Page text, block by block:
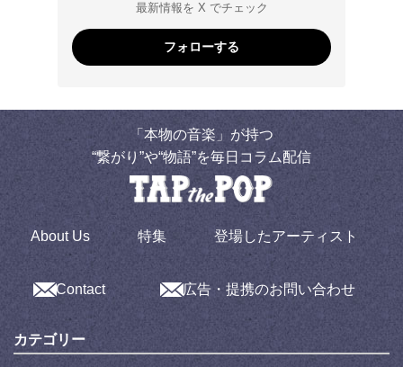
最新情報を X でチェック
フォローする
「本物の音楽」が持つ
“繋がり”や“物語”を毎日コラム配信
About Us 特集 登場したアーティスト
Contact 広告・提携のお問い合わせ
カテゴリー